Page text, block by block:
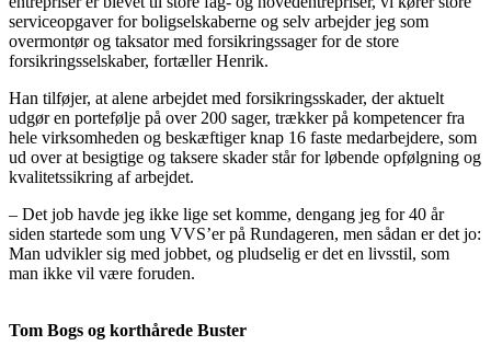
serviceopgaver for boligselskaberne og selv arbejder jeg som
overmontør og taksator med forsikringssager for de store
forsikringsselskaber, fortæller Henrik.
Han tilføjer, at alene arbejdet med forsikringsskader, der aktuelt
udgør en portefølje på over 200 sager, trækker på kompetencer fra
hele virksomheden og beskæftiger knap 16 faste medarbejdere, som
ud over at besigtige og taksere skader står for løbende opfølgning og
kvalitetssikring af arbejdet.
– Det job havde jeg ikke lige set komme, dengang jeg for 40 år
siden startede som ung VVS’er på Rundageren, men sådan er det jo:
Man udvikler sig med jobbet, og pludselig er det en livsstil, som
man ikke vil være foruden.
Tom Bogs og korthårede Buster